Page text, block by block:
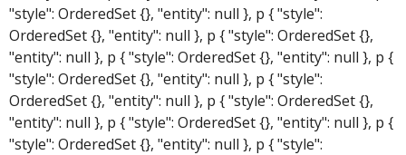
"style": OrderedSet {}, "entity": null }, p { "style":
OrderedSet {}, "entity": null }, p { "style": OrderedSet {},
"entity": null }, p { "style": OrderedSet {}, "entity": null }, p {
"style": OrderedSet {}, "entity": null }, p { "style":
OrderedSet {}, "entity": null }, p { "style": OrderedSet {},
"entity": null }, p { "style": OrderedSet {}, "entity": null }, p {
"style": OrderedSet {}, "entity": null }, p { "style":